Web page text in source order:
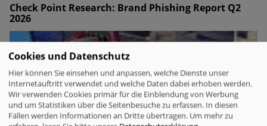
Check Point Research: Brand Phishing Report Q2
2026
Cookies und Datenschutz
Hier können Sie einsehen und anpassen, welche Dienste unser
Internetauftritt verwendet und welche Daten dabei erhoben werden.
Wir verwenden Cookies primär für die Einblendung von Werbung
und um Statistiken über die Seitenbesuche zu erfassen. In diesen
Fällen werden Informationen an Dritte übertragen. Um mehr zu